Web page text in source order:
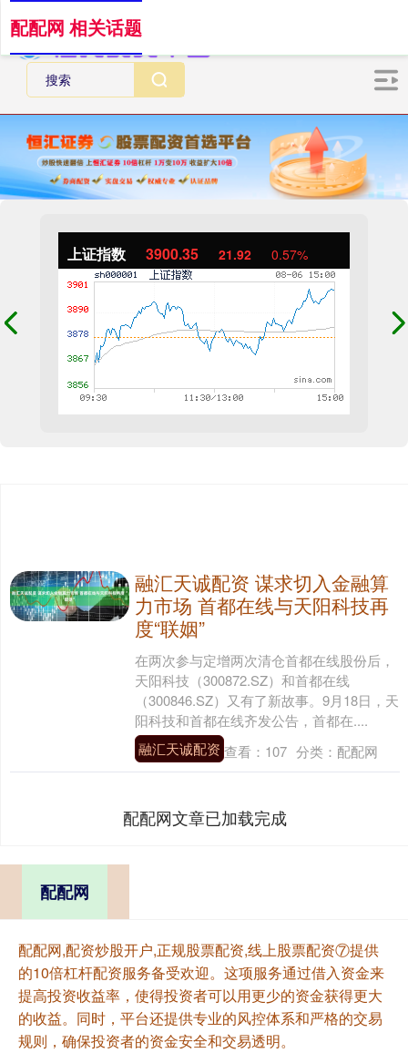
上证指数 3900.35 21.92 0.57%
配配网 相关话题
融汇天诚配资 谋求切入金融算
力市场 首都在线与天阳科技再
度“联姻”
在两次参与定增两次清仓首都在线股份后，
天阳科技（300872.SZ）和首都在线
（300846.SZ）又有了新故事。9月18日，天
阳科技和首都在线齐发公告，首都在....
融汇天诚配资 查看： 107 分类： 配配网
配配网文章已加载完成
配配网
配配网,配资炒股开户,正规股票配资,线上股票配资⑦提供
的10倍杠杆配资服务备受欢迎。这项服务通过借入资金来
提高投资收益率，使得投资者可以用更少的资金获得更大
的收益。同时，平台还提供专业的风控体系和严格的交易
规则，确保投资者的资金安全和交易透明。